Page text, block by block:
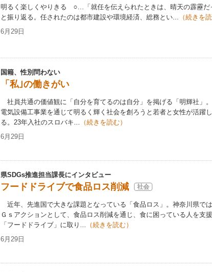
明るく楽しくやりきる ○…「就任を伝えられたときは、晴天の霹靂だ
と振り返る。任されたのは都市建設や環境経済、総務とい... （続きを読
6月29日
国籍、性別問わない
「私｣の働きがい
社員共通の価値観に「自分を育てるのは自分」を掲げる「明輝社」
電気設備工事業を通じて明るく輝く社会を創ろうと若者と女性が活躍
る。23年入社のスロバキ... （続きを読む）
6月29日
県SDGs推進担当課長にインタビュー
フードドライブで食品ロス削減 社会
近年、先進国で大きな課題となっている「食品ロス」。神奈川県で
Ｇｓアクションとして、食品ロス削減を通じ、食に困っている人を支
「フードドライブ」に取り... （続きを読む）
6月29日